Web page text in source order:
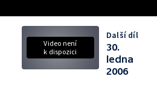
Video není
k dispozici
Další díl
30.
ledna
2006